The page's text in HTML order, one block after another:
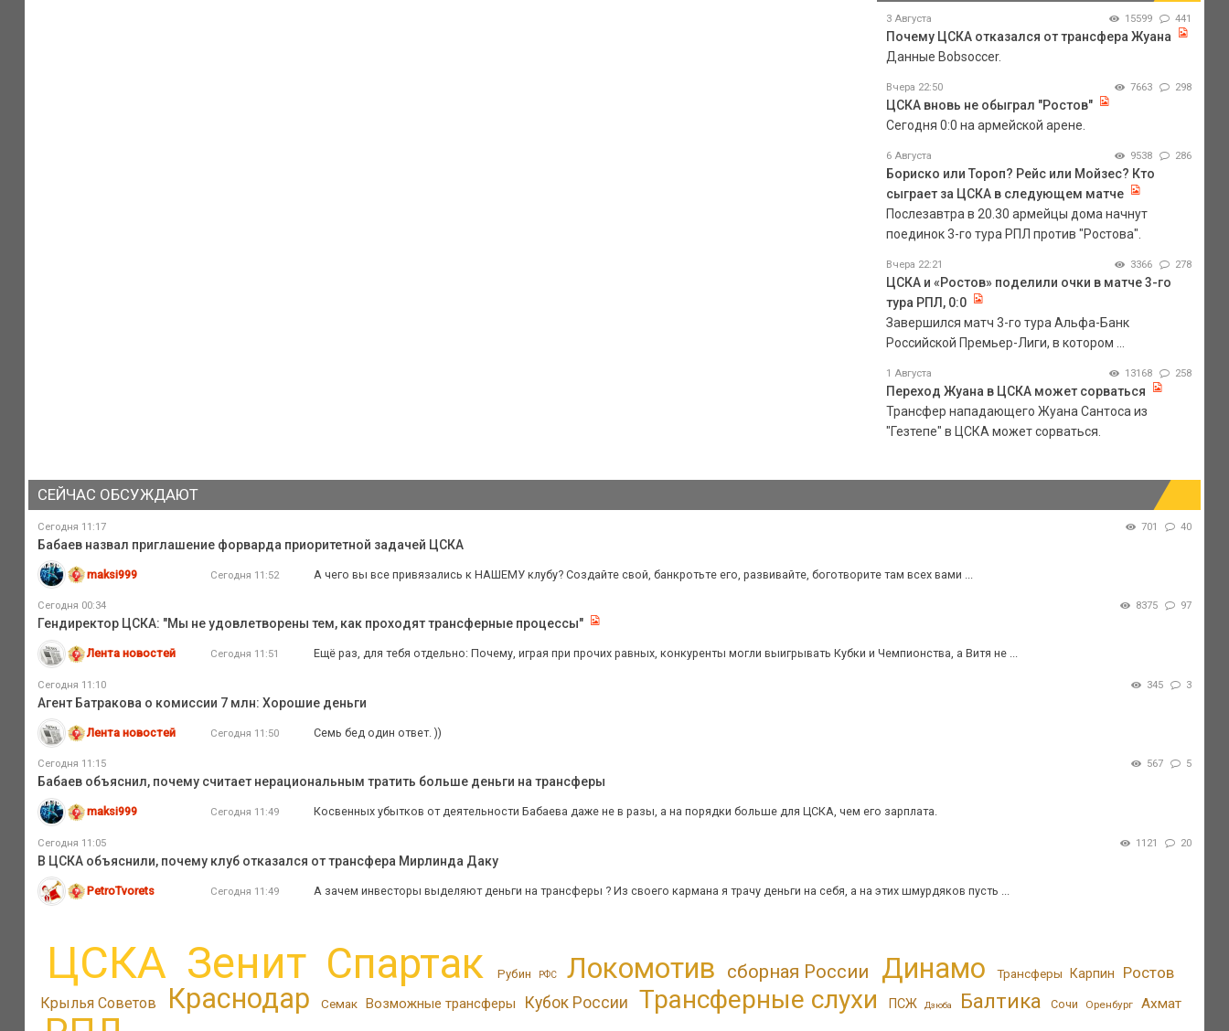
3 Августа 15599 441
Почему ЦСКА отказался от трансфера Жуана
Данные Bobsoccer.
Вчера 22:50 7663 298
ЦСКА вновь не обыграл "Ростов"
Сегодня 0:0 на армейской арене.
6 Августа 9538 286
Бориско или Тороп? Рейс или Мойзес? Кто
сыграет за ЦСКА в следующем матче
Послезавтра в 20.30 армейцы дома начнут
поединок 3-го тура РПЛ против "Ростова".
Вчера 22:21 3366 278
ЦСКА и «Ростов» поделили очки в матче 3-го
тура РПЛ, 0:0
Завершился матч 3-го тура Альфа-Банк
Российской Премьер-Лиги, в котором ...
1 Августа 13168 258
Переход Жуана в ЦСКА может сорваться
Трансфер нападающего Жуана Сантоса из
"Гезтепе" в ЦСКА может сорваться.
СЕЙЧАС ОБСУЖДАЮТ
Сегодня 11:17 701 40
Бабаев назвал приглашение форварда приоритетной задачей ЦСКА
maksi999 Сегодня 11:52 А чего вы все привязались к НАШЕМУ клубу? Создайте свой, банкротьте его, развивайте, боготворите там всех вами ...
Сегодня 00:34 8375 97
Гендиректор ЦСКА: "Мы не удовлетворены тем, как проходят трансферные процессы"
Лента новостей Сегодня 11:51 Ещё раз, для тебя отдельно: Почему, играя при прочих равных, конкуренты могли выигрывать Кубки и Чемпионства, а Витя не ...
Сегодня 11:10 345 3
Агент Батракова о комиссии 7 млн: Хорошие деньги
Лента новостей Сегодня 11:50 Семь бед один ответ. ))
Сегодня 11:15 567 5
Бабаев объяснил, почему считает нерациональным тратить больше деньги на трансферы
maksi999 Сегодня 11:49 Косвенных убытков от деятельности Бабаева даже не в разы, а на порядки больше для ЦСКА, чем его зарплата.
Сегодня 11:05 1121 20
В ЦСКА объяснили, почему клуб отказался от трансфера Мирлинда Даку
PetroTvorets Сегодня 11:49 А зачем инвесторы выделяют деньги на трансферы ? Из своего кармана я трачу деньги на себя, а на этих шмурдяков пусть ...
ЦСКА Зенит Спартак Рубин РФС Локомотив сборная России Динамо Трансферы Карпин Ростов
Крылья Советов Краснодар Семак Возможные трансферы Кубок России Трансферные слухи ПСЖ Дзюба Балтика Сочи Оренбург Ахмат